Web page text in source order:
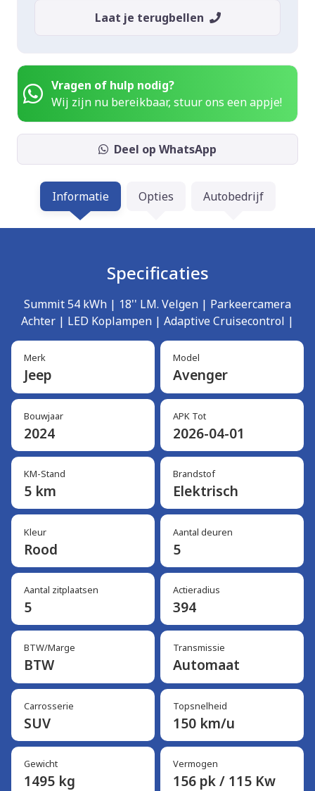
Laat je terugbellen
Vragen of hulp nodig?
Wij zijn nu bereikbaar, stuur ons een appje!
Deel op WhatsApp
Informatie Opties Autobedrijf
Specificaties
Summit 54 kWh | 18'' LM. Velgen | Parkeercamera
Achter | LED Koplampen | Adaptive Cruisecontrol |
Merk
Jeep
Model
Avenger
Bouwjaar
2024
APK Tot
2026-04-01
KM-Stand
5 km
Brandstof
Elektrisch
Kleur
Rood
Aantal deuren
5
Aantal zitplaatsen
5
Actieradius
394
BTW/Marge
BTW
Transmissie
Automaat
Carrosserie
SUV
Topsnelheid
150 km/u
Gewicht
1495 kg
Vermogen
156 pk / 115 Kw